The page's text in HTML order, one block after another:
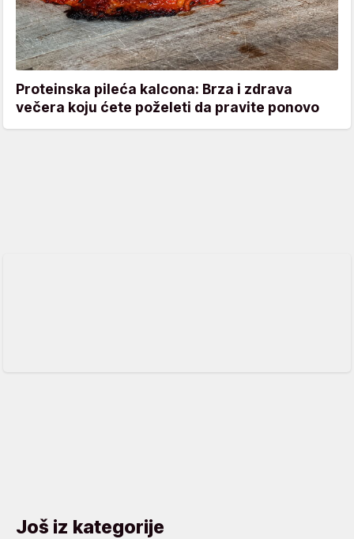
Proteinska pileća kalcona: Brza i zdrava
večera koju ćete poželeti da pravite ponovo
Još iz kategorije